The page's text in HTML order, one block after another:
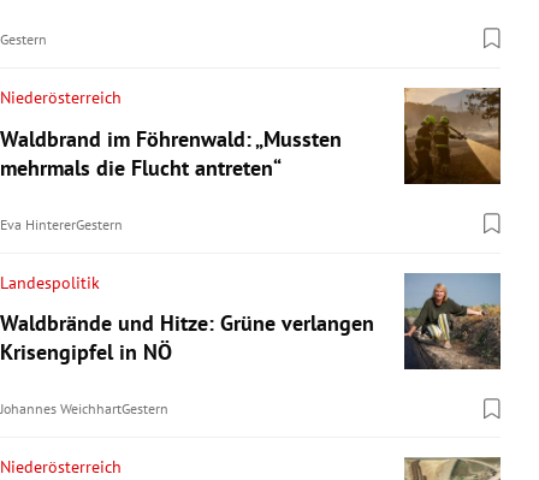
Gestern
Niederösterreich
Waldbrand im Föhrenwald: „Mussten
mehrmals die Flucht antreten“
Eva HintererGestern
Landespolitik
Waldbrände und Hitze: Grüne verlangen
Krisengipfel in NÖ
Johannes WeichhartGestern
Niederösterreich